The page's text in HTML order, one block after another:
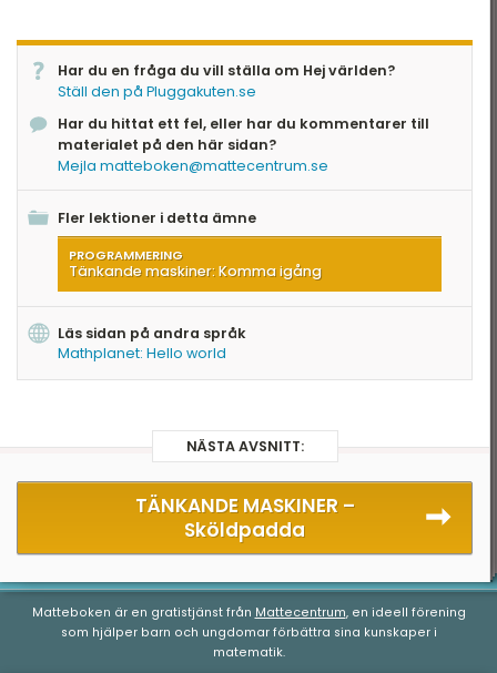
Har du en fråga du vill ställa om Hej världen?
Ställ den på Pluggakuten.se
Har du hittat ett fel, eller har du kommentarer till
materialet på den här sidan?
Mejla matteboken@mattecentrum.se
Fler lektioner i detta ämne
PROGRAMMERING
Tänkande maskiner: Komma igång
Läs sidan på andra språk
Mathplanet: Hello world
NÄSTA AVSNITT:
TÄNKANDE MASKINER –
Sköldpadda
Matteboken är en gratistjänst från Mattecentrum, en ideell förening
som hjälper barn och ungdomar förbättra sina kunskaper i
matematik.